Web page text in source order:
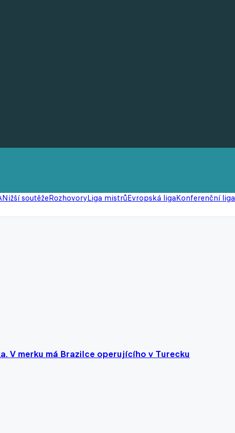
Nižší soutěžeRozhovoryLiga mistrůEvropská ligaKonferenční liga
V merku má Brazilce operujícího v Turecku